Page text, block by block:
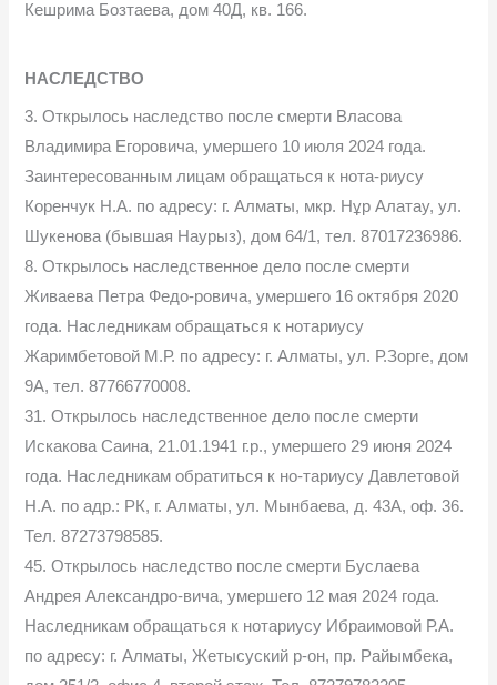
Кешрима Бозтаева, дом 40Д, кв. 166.
НАСЛЕДСТВО
3. Открылось наследство после смерти Власова
Владимира Егоровича, умершего 10 июля 2024 года.
Заинтересованным лицам обращаться к нота-риусу
Коренчук Н.А. по адресу: г. Алматы, мкр. Нұр Алатау, ул.
Шукенова (бывшая Наурыз), дом 64/1, тел. 87017236986.
8. Открылось наследственное дело после смерти
Живаева Петра Федо-ровича, умершего 16 октября 2020
года. Наследникам обращаться к нотариусу
Жаримбетовой М.Р. по адресу: г. Алматы, ул. Р.Зорге, дом
9А, тел. 87766770008.
31. Открылось наследственное дело после смерти
Искакова Саина, 21.01.1941 г.р., умершего 29 июня 2024
года. Наследникам обратиться к но-тариусу Давлетовой
Н.А. по адр.: РК, г. Алматы, ул. Мынбаева, д. 43А, оф. 36.
Тел. 87273798585.
45. Открылось наследство после смерти Буслаева
Андрея Александро-вича, умершего 12 мая 2024 года.
Наследникам обращаться к нотариусу Ибраимовой Р.А.
по адресу: г. Алматы, Жетысуский р-он, пр. Райымбека,